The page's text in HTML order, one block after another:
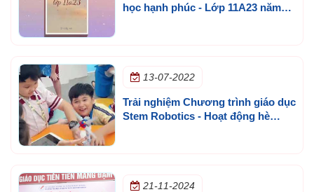
học hạnh phúc - Lớp 11A23 năm
13-07-2022
Trải nghiệm Chương trình giáo dục
Stem Robotics - Hoạt động hè
21-11-2024